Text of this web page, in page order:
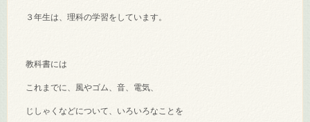
３年生は、理科の学習をしています。
教科書には
これまでに、風やゴム、音、電気、
じしゃくなどについて、いろいろなことを